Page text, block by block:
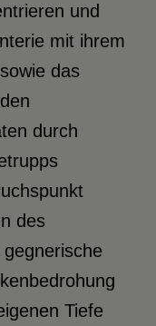
und
mit ihrem
das
durch
des
Tiefe